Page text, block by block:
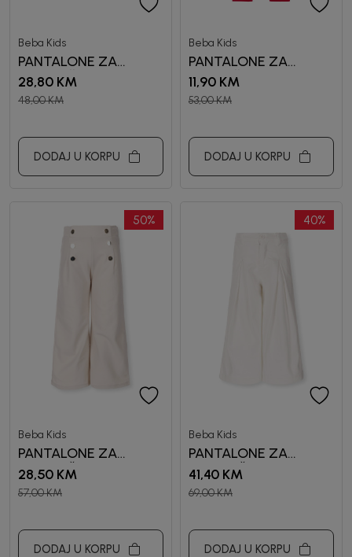
Beba Kids
PANTALONE ZA
DJEVOJČICE TAYLOR
28,80 KM
48,00KM
DODAJ U KORPU
Beba Kids
PANTALONE ZA
DEVOJČICE MARIJA
11,90 KM
53,00KM
DODAJ U KORPU
50%
Beba Kids
PANTALONE ZA
DJEVOJČICE BIANCA
28,50 KM
57,00KM
DODAJ U KORPU
40%
Beba Kids
PANTALONE ZA
DJEVOJČICE DORIS
41,40 KM
69,00KM
DODAJ U KORPU